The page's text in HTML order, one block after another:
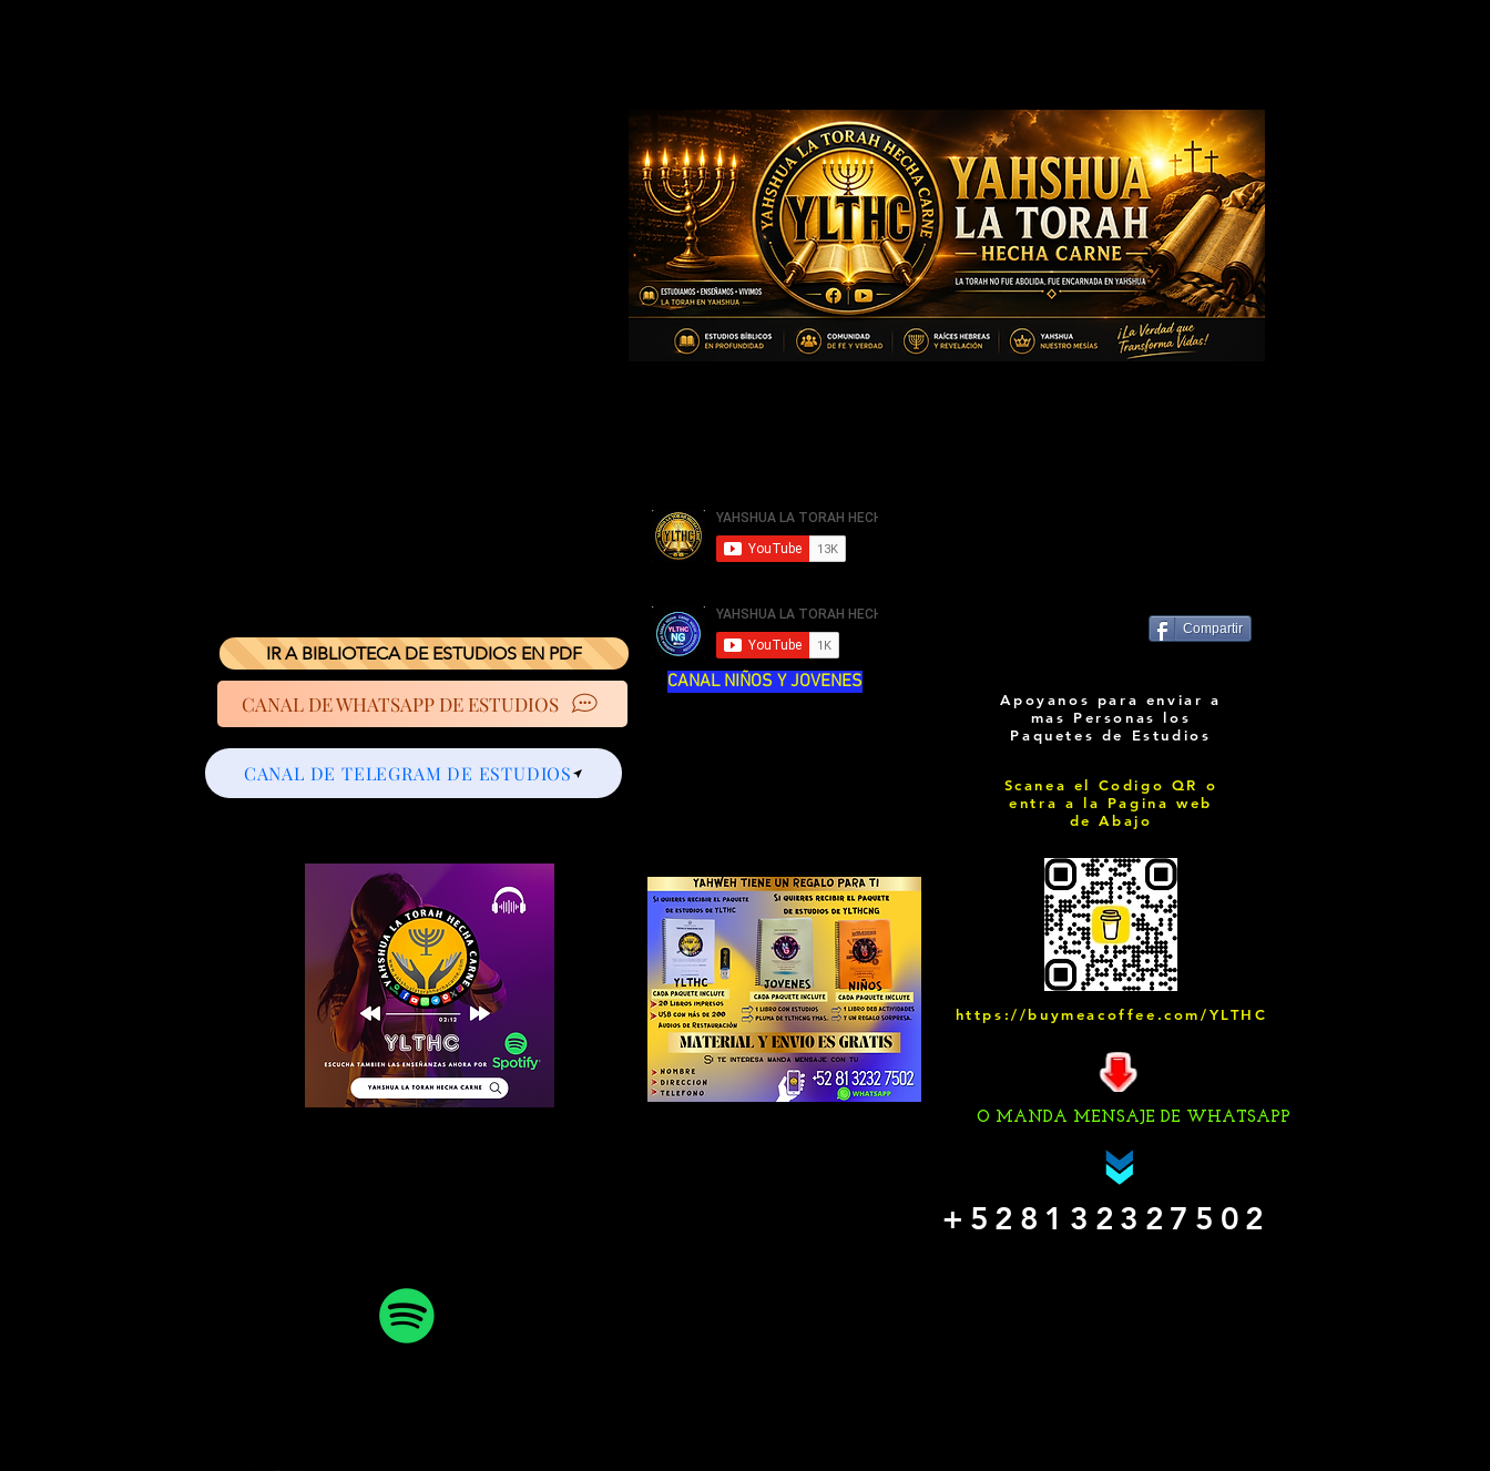
Compartir
IR A BIBLIOTECA DE ESTUDIOS EN PDF
CANAL DE WHATSAPP DE ESTUDIOS
CANAL NIÑOS Y JOVENES
CANAL DE TELEGRAM DE ESTUDIOS
Apoyanos para enviar a
mas Personas los
Paquetes de Estudios
Scanea el Codigo QR o
entra a la Pagina web
de Abajo
https://buymeacoffee.com/YLTHC
O MANDA MENSAJE DE WHATSAPP
+528132327502